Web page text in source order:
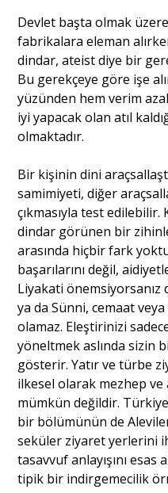
Devlet başta olmak
fabrikalara eleman
dindar, ateist diye bir
Bu gerekçeye göre işe
yüzünden hem verim
iyi yapacak olan atıl
olmaktadır.
Bir kişinin dini
samimiyeti, diğer
çıkmasıyla test
dindar görünen bir
arasında hiçbir fark
başarılarını değil,
Liyakati önemsiyorsanız
ya da Sünni, cemaat
olamaz. Eleştirinizi
yöneltmek aslında sizin
gösterir. Yatır ve türbe
ilkesel olarak mezhep ve
mümkün değildir.
bir bölümünün de
seküler ziyaret yerlerini
tasavvuf anlayışını esas
tipik bir indirgemecilik